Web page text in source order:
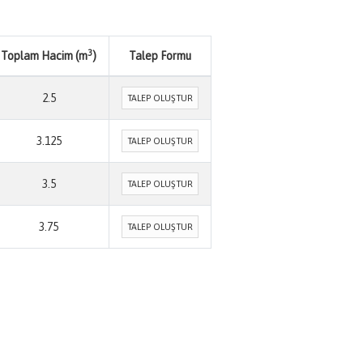
Toplam Hacim (m3) Talep Formu
2.5 TALEP OLUŞTUR
3.125 TALEP OLUŞTUR
3.5 TALEP OLUŞTUR
3.75 TALEP OLUŞTUR